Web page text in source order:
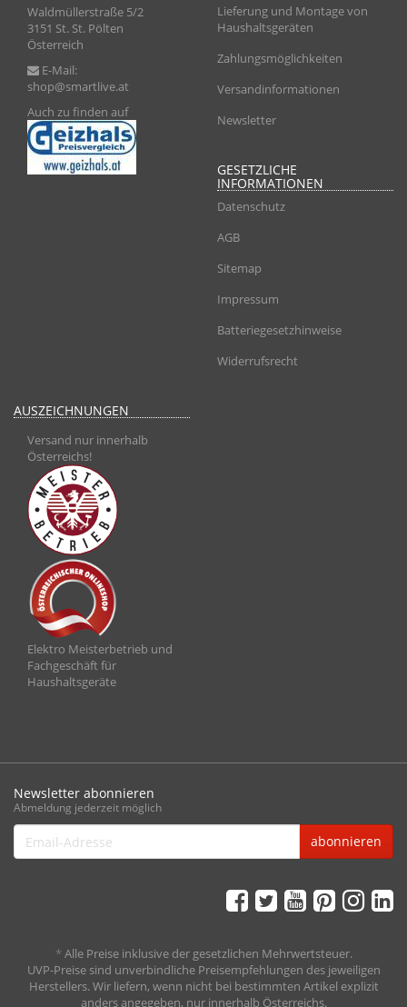
Waldmüllerstraße 5/2
3151 St. St. Pölten
Österreich
E-Mail:
shop@smartlive.at
Auch zu finden auf
Lieferung und Montage von
Haushaltsgeräten
Zahlungsmöglichkeiten
Versandinformationen
Newsletter
GESETZLICHE
INFORMATIONEN
Datenschutz
AGB
Sitemap
Impressum
Batteriegesetzhinweise
Widerrufsrecht
AUSZEICHNUNGEN
Versand nur innerhalb
Österreichs!
Elektro Meisterbetrieb und
Fachgeschäft für
Haushaltsgeräte
Newsletter abonnieren
Abmeldung jederzeit möglich
Email-
Adresse
abonnieren
*Alle Preise inklusive der gesetzlichen Mehrwertsteuer.
UVP-Preise sind unverbindliche Preisempfehlungen des jeweiligen
Herstellers. Wir liefern, wenn nicht bei bestimmten Artikel explizit
anders angegeben, nur innerhalb Österreichs.